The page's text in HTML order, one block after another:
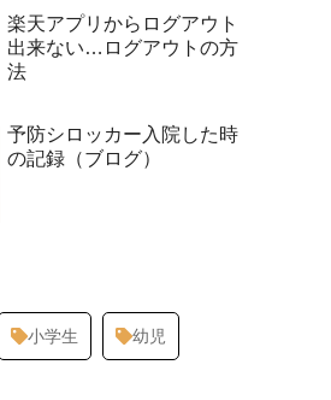
楽天アプリからログアウト
出来ない…ログアウトの方
法
予防シロッカー入院した時
の記録（ブログ）
小学生 幼児